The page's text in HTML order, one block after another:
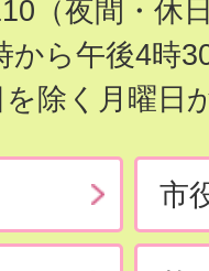
（夜間・休
から午後4時
除く月曜日
市